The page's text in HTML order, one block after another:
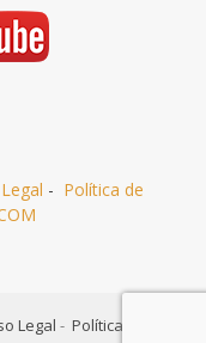
- Política de
Legal - Política de